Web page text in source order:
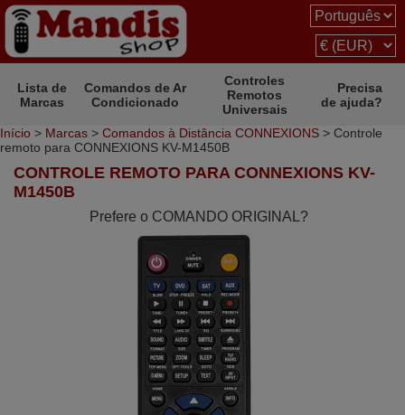
Lista de
Marcas
Comandos de Ar
Condicionado
Controles
Remotos
Universais
Precisa
de ajuda?
Início > Marcas > Comandos à Distância CONNEXIONS > Controle
remoto para CONNEXIONS KV-M1450B
CONTROLE REMOTO PARA CONNEXIONS KV-
M1450B
Prefere o COMANDO ORIGINAL?